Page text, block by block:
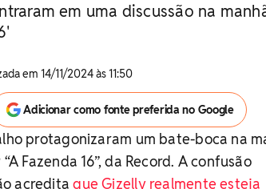
em uma discussão na
em 14/11/2024 às 11:50
Adicionar como fonte preferida no Google
protagonizaram um bate-boca na
Fazenda 16”, da Record. A confusão
acreditaque Gizelly realmente esteja